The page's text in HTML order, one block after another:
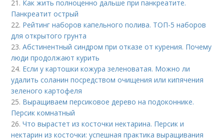
21. Как жить полноценно дальше при панкреатите.
Панкреатит острый
22. Рейтинг наборов капельного полива. ТОП-5 наборов
для открытого грунта
23.Абстинентный синдром при отказе от курения. Почему
люди продолжают курить
24. Если у картошки кожура зеленоватая. Можно ли
удалить соланин посредством очищения или кипячения
зеленого картофеля
25. Выращиваем персиковое дерево на подоконнике.
Персик комнатный
26.Что вырастет из косточки нектарина. Персик и
нектарин из косточки: успешная практика выращивания